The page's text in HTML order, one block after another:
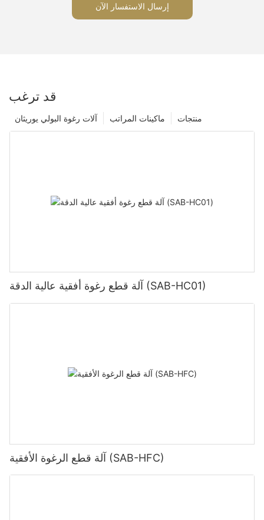
إرسال الاستفسار الآن
قد ترغب
منتجات ماكينات المراتب آلات رغوة البولي يوريثان
آلة قطع رغوة أفقية عالية الدقة (SAB-HC01)
آلة قطع الرغوة الأفقية (SAB-HFC)